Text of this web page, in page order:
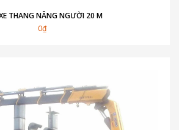
THANG NÂNG NGƯỜI 20 M
0₫